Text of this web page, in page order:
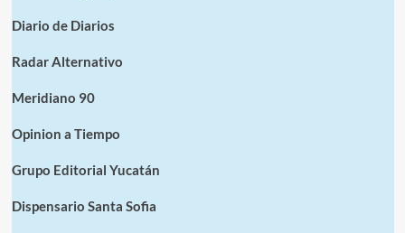
Diario de Diarios
Radar Alternativo
Meridiano 90
Opinion a Tiempo
Grupo Editorial Yucatán
Dispensario Santa Sofia